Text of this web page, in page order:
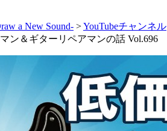
a New Sound- >YouTubeチャンネル
ン＆ギターリペアマンの話 Vol.696